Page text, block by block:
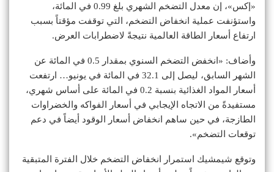
«إكس»، إن معدل التضخم الشهري بلغ 0.99 في المائة،
واستؤنفت عملية انخفاض التضخم، التي توقفت مؤقتاً بسبب
ارتفاع أسعار الطاقة العالمية نتيجةً لاضطرابات العرض.
وأضاف: «انخفض التضخم السنوي بمقدار 0.5 في المائة عن
الشهر السابق، ليصل إلى 32.1 في المائة في يونيو… ارتفعت
أسعار المواد الغذائية بنسبة 0.2 في المائة على أساس شهري،
مستفيدةً من الاتجاه الإيجابي في أسعار الفواكه والخضراوات
الطازجة، في حين ساهم انخفاض أسعار الوقود أيضاً في دعم
توقعات التضخم».
وتوقع شيمشيك استمرار انخفاض التضخم خلال الفترة المتبقية